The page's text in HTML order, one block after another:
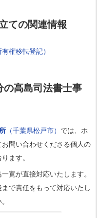
ての関連情報
権移転登記）
の高島司法書士事
（千葉県松戸市） では、ホ
問い合わせくださる個人の
ます。
寛が直接対応いたします。
で責任をもって対応いたし